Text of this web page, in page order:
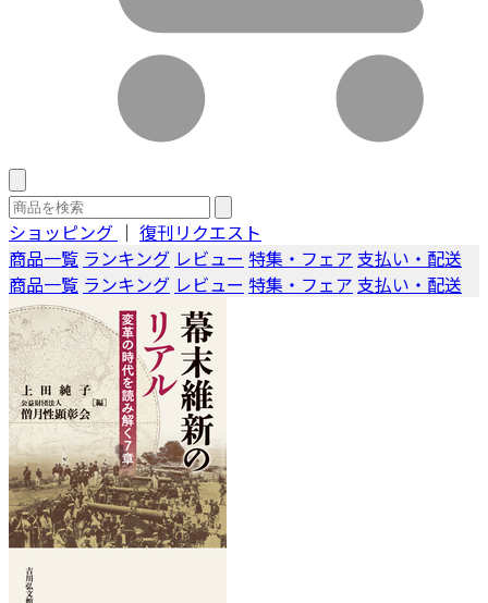
ショッピング ｜ 復刊リクエスト
商品一覧 ランキング レビュー 特集・フェア 支払い・配送
商品一覧 ランキング レビュー 特集・フェア 支払い・配送